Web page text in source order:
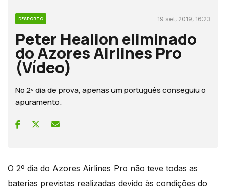
DESPORTO 19 set, 2019, 16:23
Peter Healion eliminado
do Azores Airlines Pro
(Vídeo)
No 2º dia de prova, apenas um português conseguiu o
apuramento.
O 2º dia do Azores Airlines Pro não teve todas as
baterias previstas realizadas devido às condições do